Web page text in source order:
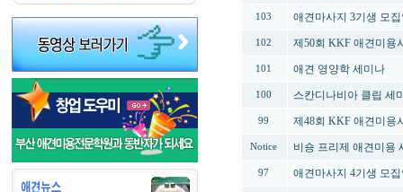
103 애견마사지 3기생 모
102 제50회 KKF 애견미용
101 애견 영양학 세미나
100 스칸디나비아 클립 세
99 제48회 KKF 애견미용
Notice 비숑 프리제 애견미용
97 애견마사지 4기생 모